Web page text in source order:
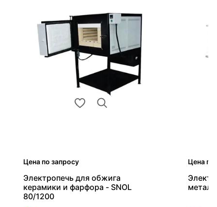
Цена по запросу
Электропечь для обжига
керамики и фарфора - SNOL
80/1200
Цена по